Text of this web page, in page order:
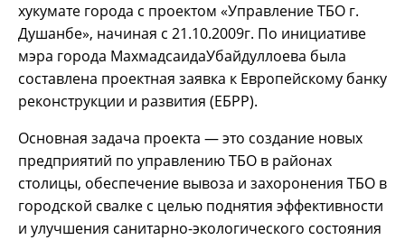
хукумате города с проектом «Управление ТБО г.
Душанбе», начиная с 21.10.2009г. По инициативе
мэра города МахмадсаидаУбайдуллоева была
составлена проектная заявка к Европейскому банку
реконструкции и развития (ЕБРР).
Основная задача проекта — это создание новых
предприятий по управлению ТБО в районах
столицы, обеспечение вывоза и захоронения ТБО в
городской свалке с целью поднятия эффективности
и улучшения санитарно-экологического состояния